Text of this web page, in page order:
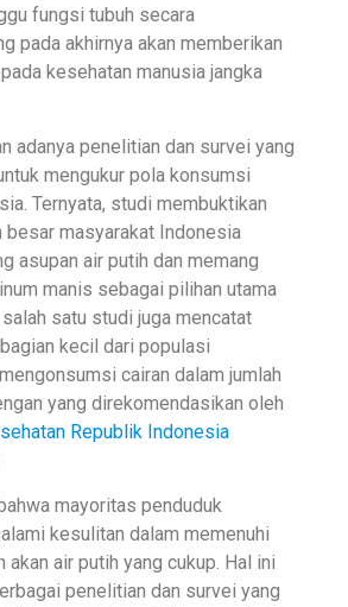
fungsi tubuh secara
pada akhirnya akan memberikan
kesehatan manusia jangka
adanya penelitian dan survei yang
mengukur pola konsumsi
Ternyata, studi membuktikan
besar masyarakat Indonesia
asupan air putih dan memang
manis sebagai pilihan utama
satu studi juga mencatat
kecil dari populasi
cairan dalam jumlah
yang direkomendasikan oleh
Republik Indonesia
mayoritas penduduk
kesulitan dalam memenuhi
akan air putih yang cukup. Hal ini
penelitian dan survei yang